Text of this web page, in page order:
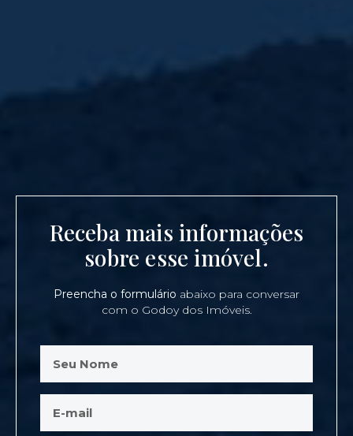
Receba mais informações
sobre esse imóvel.
Preencha o formulário abaixo para conversar
com o Godoy dos Imóveis.